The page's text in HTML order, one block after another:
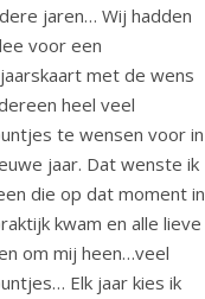
jaren… Wij hadden
voor een
met de wens
heel veel
te wensen voor in
jaar. Dat wenste ik
die op dat moment in
kwam en alle lieve
om mij heen…veel
Elk jaar kies ik